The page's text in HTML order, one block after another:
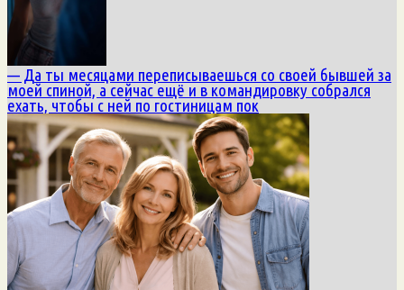
— Да ты месяцами переписываешься со своей бывшей за
моей спиной, а сейчас ещё и в командировку собрался
ехать, чтобы с ней по гостиницам пок